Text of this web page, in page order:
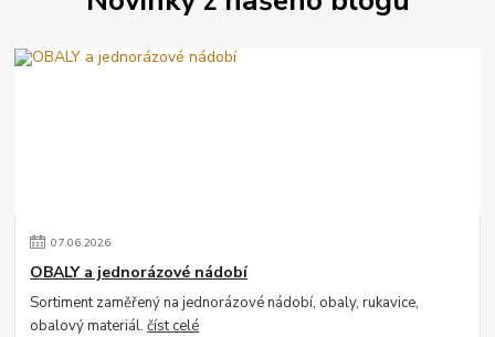
07.06.2026
OBALY a jednorázové nádobí
Sortiment zaměřený na jednorázové nádobí, obaly, rukavice,
obalový materiál.číst celé